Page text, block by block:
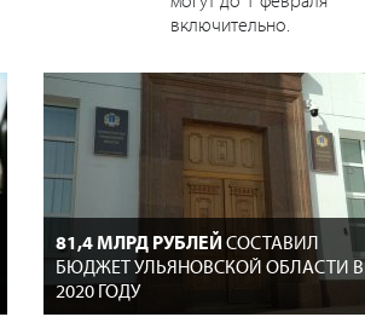
включительно.
81,4 МЛРД РУБЛЕЙ СОСТАВИЛ
БЮДЖЕТ УЛЬЯНОВСКОЙ ОБЛАСТИ В
2020 ГОДУ